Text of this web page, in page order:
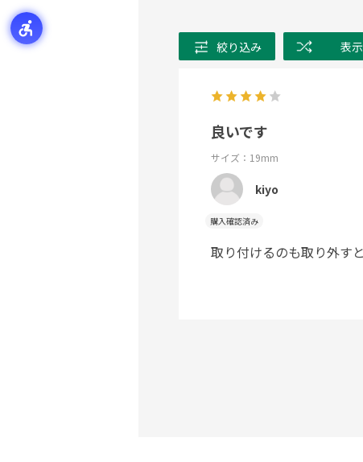
絞り込み 表
良いです
サイズ：19mm
kiyo
購入確認済み
取り付けるのも取り外す